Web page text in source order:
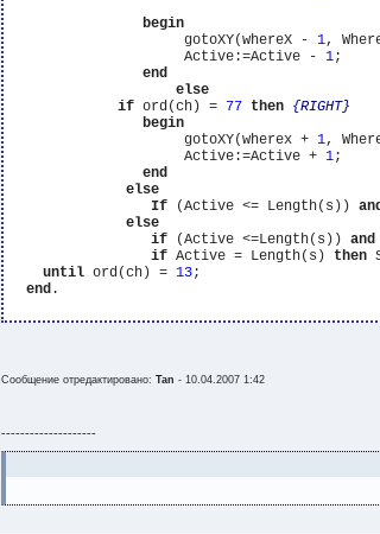
begin
                     gotoXY(whereX -
1,
                     Active:=Active -
1;
end
else
if ord(ch) = 77 then {RIGHT}
begin
                     gotoXY(wherex +
1,
                     Active:=Active +
1;
end
else
If (Active <= Length(s))
else
if (Active <=Length(s)) and
if Active = Length(s) then
until ord(ch) = 13;
end .
Сообщение отредактировано:Tan -10.04.2007 1:42
--------------------